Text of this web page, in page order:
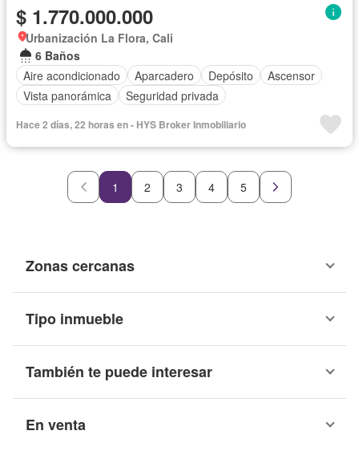
$ 1.770.000.000
Urbanización La Flora, Cali
6 Baños
Aire acondicionado
Aparcadero Depósito
Ascensor
Vista panorámica
Seguridad privada
Hace 2 días, 22 horas en - HYS Broker Inmobiliario
1 2 3 4 5
Zonas cercanas
Tipo inmueble
También te puede interesar
En venta